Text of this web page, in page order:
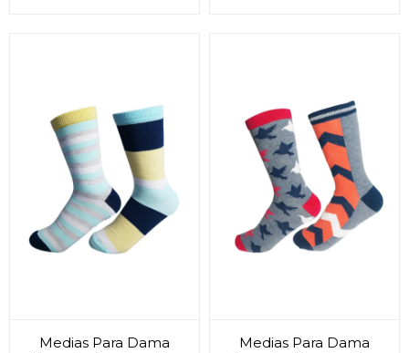
Medias Para Dama
Medias Para Dama